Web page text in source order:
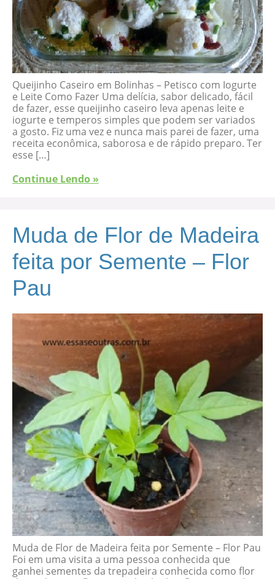
Queijinho Caseiro em Bolinhas – Petisco com Iogurte
e Leite Como Fazer Uma delícia, sabor delicado, fácil
de fazer, esse queijinho caseiro leva apenas leite e
iogurte e temperos simples que podem ser variados
a gosto. Fiz uma vez e nunca mais parei de fazer, uma
receita econômica, saborosa e de rápido preparo. Ter
esse […]
Continue Lendo »
Muda de Flor de Madeira
feita por Semente – Flor
Pau
Muda de Flor de Madeira feita por Semente – Flor Pau
Foi em uma visita a uma pessoa conhecida que
ganhei sementes da trepadeira conhecida como flor